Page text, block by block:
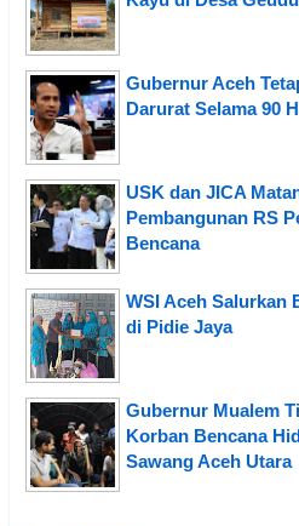
Gubernur Aceh
Darurat Selama 90
USK dan JICA
Pembangunan RS
Bencana
WSI Aceh Salurkan
di Pidie Jaya
Gubernur Mualem
Korban Bencana
Sawang Aceh Utara